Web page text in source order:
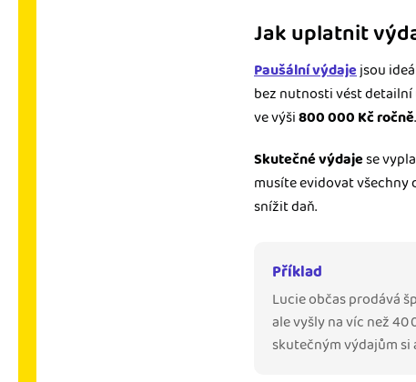
Jak uplatnit
Paušální výdajejsou
bez nutnosti vést
ve výši800 000 Kč ročně.
Skutečné výdajese
musíte evidovat všechny
snížit daň.
Příklad
Lucie občas prodává
ale vyšly na víc než 40
skutečným výdajům si